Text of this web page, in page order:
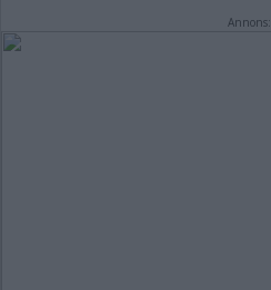
Annons: